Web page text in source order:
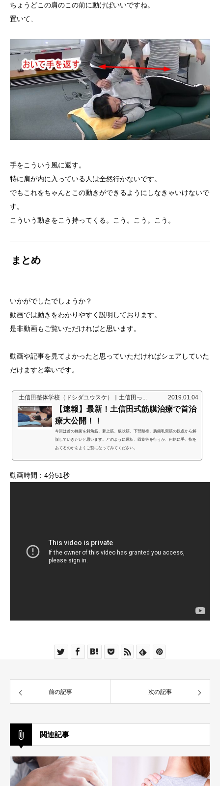
ちょうどこの肩のこの前に動けばいいですね。
置いて、
手をこういう風に返す。
特に肩が内に入っている人は全然行かないです。
でもこれをちゃんとこの動きができるようにしなきゃいけないで
す。
こういう動きをこう持ってくる。こう。こう。こう。
まとめ
いかがでしたでしょうか？
動画では動きをわかりやすく説明しております。
是非動画もご覧いただければと思います。
動画や記事を見てよかったと思っていただければシェアしていた
だけますと幸いです。
土信田整体学校（ドシダユウスケ）｜土信田っ... 2019.01.04
【速報】最新！土信田式筋膜治療で首治
療大公開！！
今回は首の施術を斜角筋、棘上筋、板状筋、下部頚椎、胸鎖乳突筋の観点から解
説していきたいと思います。どのように屈折、回旋等を行うか、何処に手、指を
あてるのかをよくご覧になってみてください。
動画時間：4分51秒
前の記事 次の記事
関連記事